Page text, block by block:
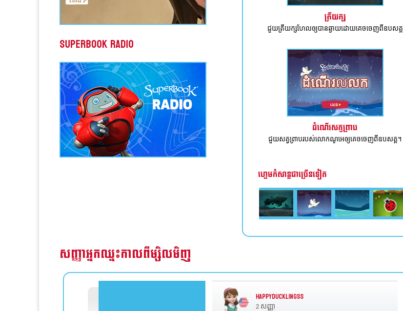
Superbook Radio
ត្រីយក្ស
ជួយត្រីយក្សហែលឲ្យបានឆ្ងាយ​ដោយគេចចេញពីឧបសគ្គ
ដំណើរសត្វព្រាប
ជួយសត្វព្រាបរបស់លោកណូអេឲ្យគេចចេញពីឧបសគ្គ។
ហ្គេមកំសាន្តជាច្រើនទៀត
សញ្ញាអ្នកឈ្នះកាលពីម្សិលមិញ
happyducklingss
2 សញ្ញា